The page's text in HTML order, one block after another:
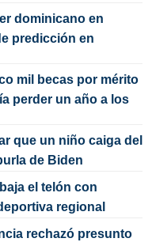
dominicano en
predicción en
mil becas por mérito
perder un año a los
que un niño caiga del
de Biden
el telón con
regional
rechazó presunto